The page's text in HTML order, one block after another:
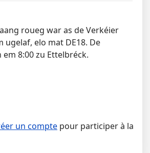
roueg war as de Verkéier
ugelaf, elo mat DE18. De
8:00 zu Ettelbréck.
un compte pour participer à la